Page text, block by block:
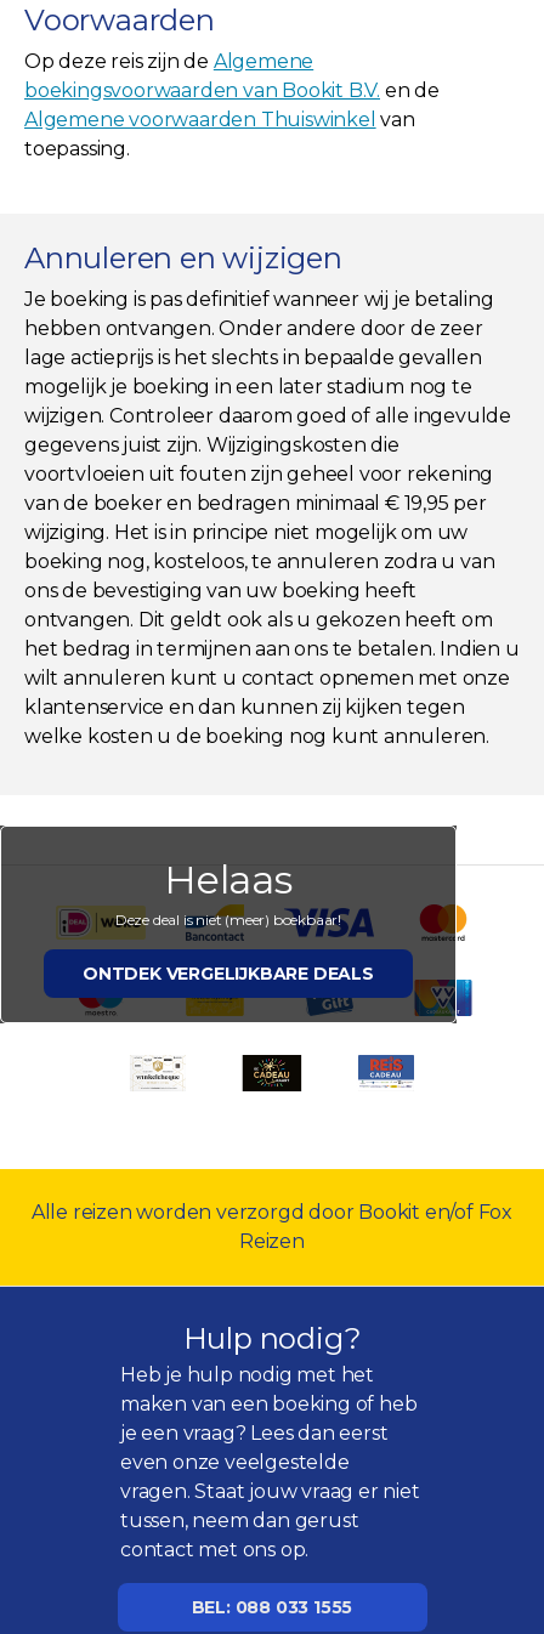
Voorwaarden
Op deze reis zijn de Algemene
boekingsvoorwaarden van Bookit B.V. en de
Algemene voorwaarden Thuiswinkel van
toepassing.
Annuleren en wijzigen
Je boeking is pas definitief wanneer wij je betaling
hebben ontvangen. Onder andere door de zeer
lage actieprijs is het slechts in bepaalde gevallen
mogelijk je boeking in een later stadium nog te
wijzigen. Controleer daarom goed of alle ingevulde
gegevens juist zijn. Wijzigingskosten die
voortvloeien uit fouten zijn geheel voor rekening
van de boeker en bedragen minimaal € 19,95 per
wijziging. Het is in principe niet mogelijk om uw
boeking nog, kosteloos, te annuleren zodra u van
ons de bevestiging van uw boeking heeft
ontvangen. Dit geldt ook als u gekozen heeft om
het bedrag in termijnen aan ons te betalen. Indien u
wilt annuleren kunt u contact opnemen met onze
klantenservice en dan kunnen zij kijken tegen
welke kosten u de boeking nog kunt annuleren.
Helaas
Deze deal is niet (meer) boekbaar!
ONTDEK VERGELIJKBARE DEALS
Alle reizen worden verzorgd door Bookit en/of Fox
Reizen
Hulp nodig?
Heb je hulp nodig met het
maken van een boeking of heb
je een vraag? Lees dan eerst
even onzeveelgestelde
vragen. Staat jouw vraag er niet
tussen, neem dan gerust
contact met ons op.
BEL: 088 033 1555